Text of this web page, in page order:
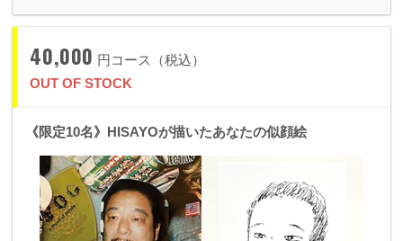
40,000 円コース（税込）
OUT OF STOCK
《限定10名》HISAYOが描いたあなたの似顔絵